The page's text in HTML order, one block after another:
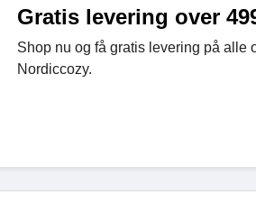
Gratis levering over
Shop nu og få gratis levering på alle
Nordiccozy.